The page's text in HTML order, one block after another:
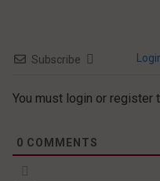
Subscribe
You must login or register
0 COMMENTS